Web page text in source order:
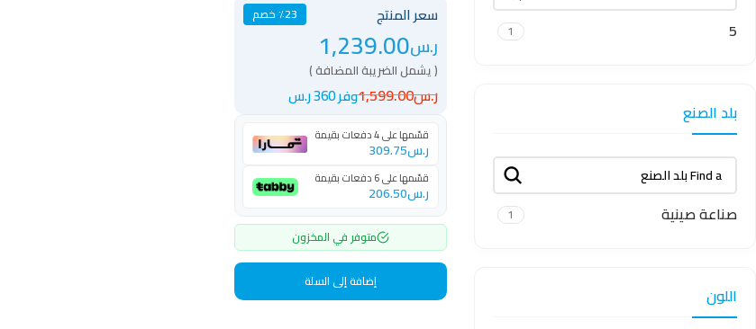
5
1
بلد الصنع
صناعة صينية 1
اللون
سعر المنتج ٪23 خصم
ر.س1,239.00
( يشمل الضريبة المضافة )
ر.س1,599.00وفر 360 ر.س
قسّمها على 4 دفعات بقيمة
ر.س309.75
قسّمها على 6 دفعات بقيمة
ر.س206.50
متوفر في المخزون
إضافة إلى السلة